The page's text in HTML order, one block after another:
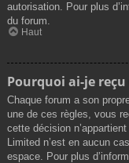
autorisation. Pour plus
du forum.
Haut
Pourquoi ai-je
Chaque forum a son
une de ces règles, vous
cette décision
Limited n’est en aucun
espace. Pour plus